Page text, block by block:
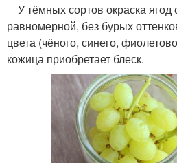
У тёмных сортов окраска ягод
равномерной, без бурых
цвета (чёного, синего,
кожица приобретает блеск.